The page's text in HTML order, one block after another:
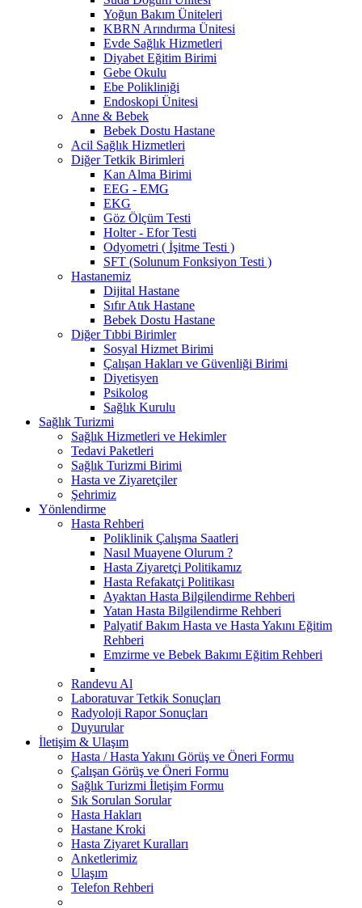
Yoğun Bakım Üniteleri
KBRN Arındırma Ünitesi
Evde Sağlık Hizmetleri
Diyabet Eğitim Birimi
Gebe Okulu
Ebe Polikliniği
Endoskopi Ünitesi
Anne & Bebek
Bebek Dostu Hastane
Acil Sağlık Hizmetleri
Diğer Tetkik Birimleri
Kan Alma Birimi
EEG - EMG
EKG
Göz Ölçüm Testi
Holter - Efor Testi
Odyometri ( İşitme Testi )
SFT (Solunum Fonksiyon Testi )
Hastanemiz
Dijital Hastane
Sıfır Atık Hastane
Bebek Dostu Hastane
Diğer Tıbbi Birimler
Sosyal Hizmet Birimi
Çalışan Hakları ve Güvenliği Birimi
Diyetisyen
Psikolog
Sağlık Kurulu
Sağlık Turizmi
Sağlık Hizmetleri ve Hekimler
Tedavi Paketleri
Sağlık Turizmi Birimi
Hasta ve Ziyaretçiler
Şehrimiz
Yönlendirme
Hasta Rehberi
Poliklinik Çalışma Saatleri
Nasıl Muayene Olurum ?
Hasta Ziyaretçi Politikamız
Hasta Refakatçi Politikası
Ayaktan Hasta Bilgilendirme Rehberi
Yatan Hasta Bilgilendirme Rehberi
Palyatif Bakım Hasta ve Hasta Yakını Eğitim
Rehberi
Emzirme ve Bebek Bakımı Eğitim Rehberi
Randevu Al
Laboratuvar Tetkik Sonuçları
Radyoloji Rapor Sonuçları
Duyurular
İletişim & Ulaşım
Hasta / Hasta Yakını Görüş ve Öneri Formu
Çalışan Görüş ve Öneri Formu
Sağlık Turizmi İletişim Formu
Sık Sorulan Sorular
Hasta Hakları
Hastane Kroki
Hasta Ziyaret Kuralları
Anketlerimiz
Ulaşım
Telefon Rehberi